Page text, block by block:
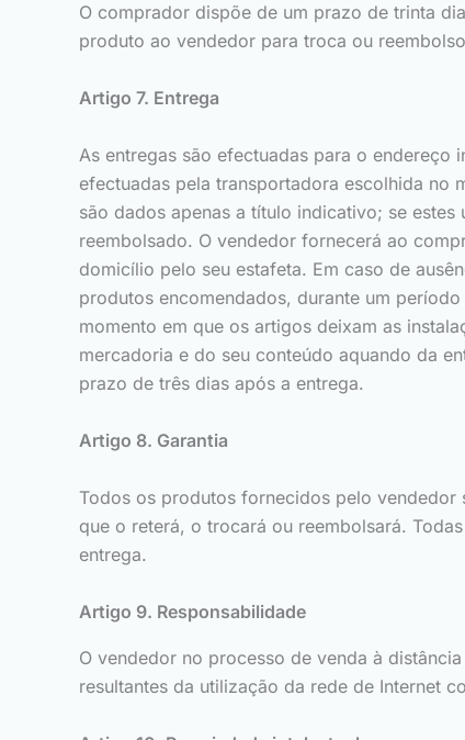
O comprador dispõe de um prazo de trinta
produto ao vendedor para troca ou
Artigo 7. Entrega
As entregas são efectuadas para o
efectuadas pela transportadora escolhida no
são dados apenas a título indicativo; se
reembolsado. O vendedor fornecerá ao
domicílio pelo seu estafeta. Em caso de
produtos encomendados, durante um
momento em que os artigos deixam as
mercadoria e do seu conteúdo aquando da
prazo de três dias após a entrega.
Artigo 8. Garantia
Todos os produtos fornecidos pelo
que o reterá, o trocará ou reembolsará.
entrega.
Artigo 9. Responsabilidade
O vendedor no processo de venda à
resultantes da utilização da rede de Internet